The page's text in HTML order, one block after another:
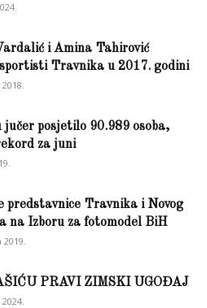
i Amina Tahirović
Travnika u 2017. godini
posjetilo 90.989 osoba,
za juni
predstavnice Travnika i Novog
na Izboru za fotomodel BiH
2019.
PRAVI ZIMSKI UGOĐAJ